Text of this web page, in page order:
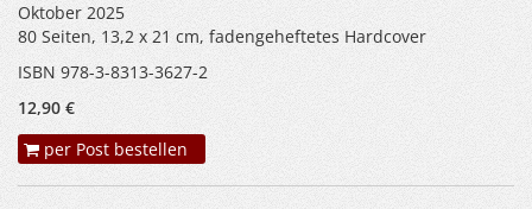
Oktober 2025
80 Seiten, 13,2 x 21 cm, fadengeheftetes Hardcover
ISBN 978-3-8313-3627-2
12,90 €
per Post bestellen